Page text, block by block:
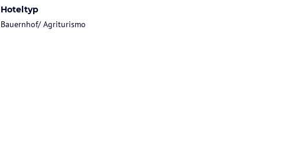
Hoteltyp
Bauernhof/ Agriturismo